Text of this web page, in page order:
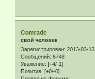
Comrade
свой человек
Зарегистрирован: 2013-03-13
Сообщений: 6748
Уважение: [+4/-1]
Позитив: [+0/-0]